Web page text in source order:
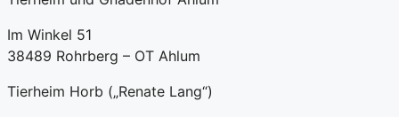
Im Winkel 51
38489 Rohrberg – OT Ahlum
Tierheim Horb („Renate Lang“)